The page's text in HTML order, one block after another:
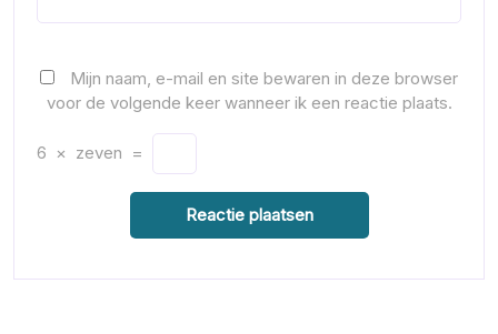
Mijn naam, e-mail en site bewaren in deze browser
voor de volgende keer wanneer ik een reactie plaats.
6 × zeven =